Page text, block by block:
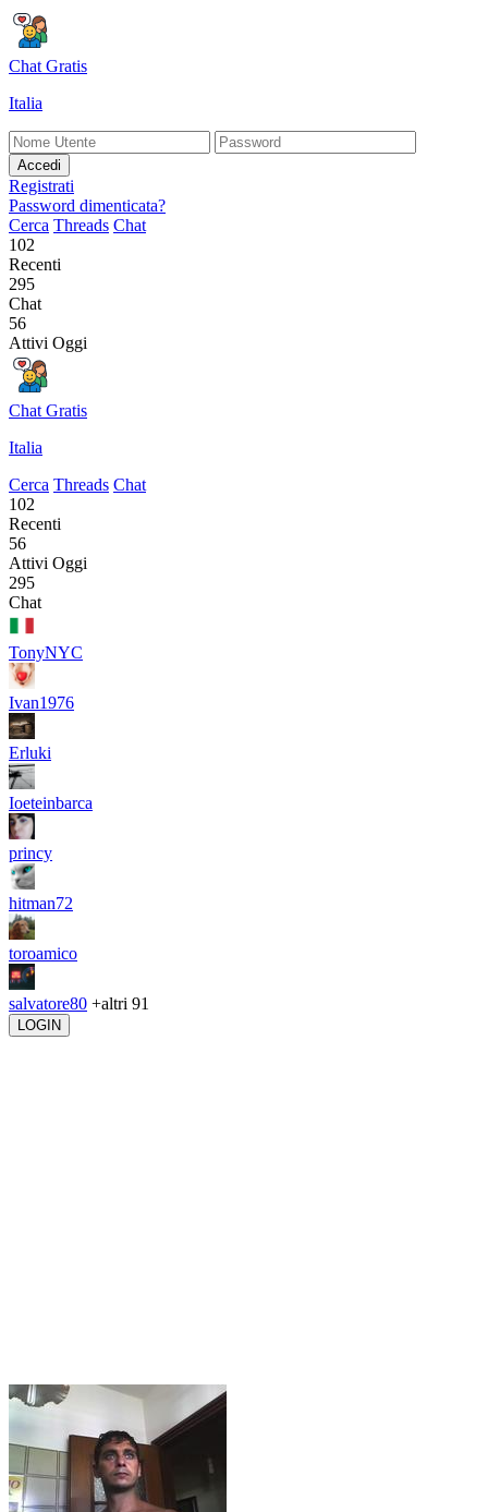
Chat Gratis
Italia
Accedi
Registrati
Password dimenticata?
Cerca Threads Chat
102
Recenti
295
Chat
56
Attivi Oggi
Chat Gratis
Italia
Cerca Threads Chat
102
Recenti
56
Attivi Oggi
295
Chat
TonyNYC
Ivan1976
Erluki
Ioeteinbarca
princy
hitman72
toroamico
salvatore80 +altri 91
LOGIN